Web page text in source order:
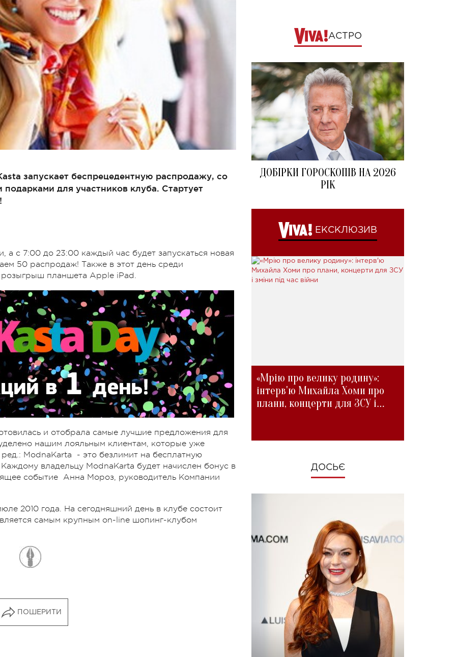
запускает беспрецедентную распродажу, со
для участников клуба. Стартует
а с 7:00 до 23:00 каждый час будет запускаться новая
50 распродаж! Также в этот день среди
розыгрыш планшета Apple iPad.
и отобрала самые лучшие предложения для
нашим лояльным клиентам, которые уже
ModnaKarta - это безлимит на бесплатную
владельцу ModnaKarta будет начислен бонус в
событие Анна Мороз, руководитель Компании
2010 года. На сегодняшний день в клубе состоит
самым крупным on-line шопинг-клубом
ПОШЕРИТИ
АСТРО
ДОБІРКИ ГОРОСКОПІВ НА 2026
РІК
ЕКСКЛЮЗИВ
«Мрію про велику родину»:
інтерв'ю Михайла Хоми про
плани, концерти для ЗСУ і
ДОСЬЄ